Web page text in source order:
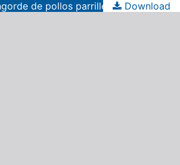
de pollos parrilleros Download